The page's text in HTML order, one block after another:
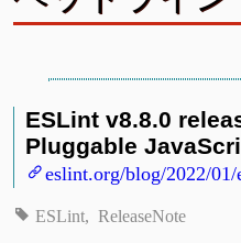
ESLint v8.8.0
Pluggable
eslint.org/blog/2022/
ESLint ReleaseNote